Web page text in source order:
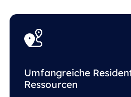
Umfangreiche
Ressourcen